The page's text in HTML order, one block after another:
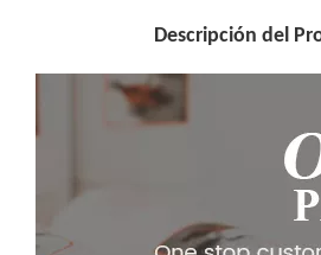
Descripción del